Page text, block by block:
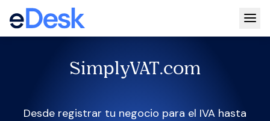
SimplyVAT.com
Desde registrar tu negocio para el IVA hasta